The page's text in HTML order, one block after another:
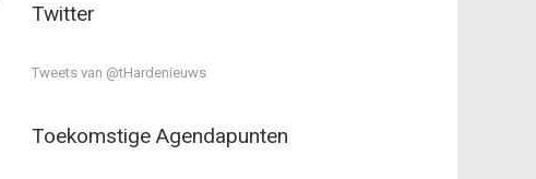
Twitter
Tweets van @tHardenieuws
Toekomstige Agendapunten